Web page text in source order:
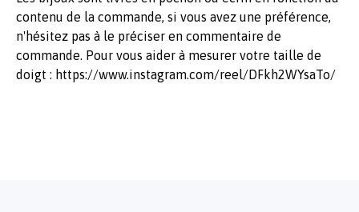
contenu de la commande, si vous avez une préférence,
n'hésitez pas à le préciser en commentaire de
commande. Pour vous aider à mesurer votre taille de
doigt : https://www.instagram.com/reel/DFkh2WYsaTo/